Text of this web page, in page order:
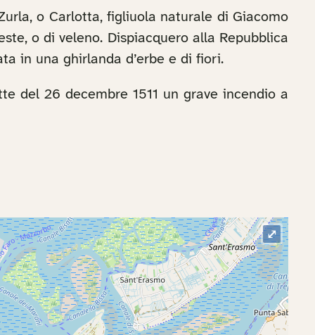
o Carlotta, figliuola naturale di Giacomo
o di veleno. Dispiacquero alla Repubblica
in una ghirlanda d’erbe e di fiori.
del 26 decembre 1511 un grave incendio a